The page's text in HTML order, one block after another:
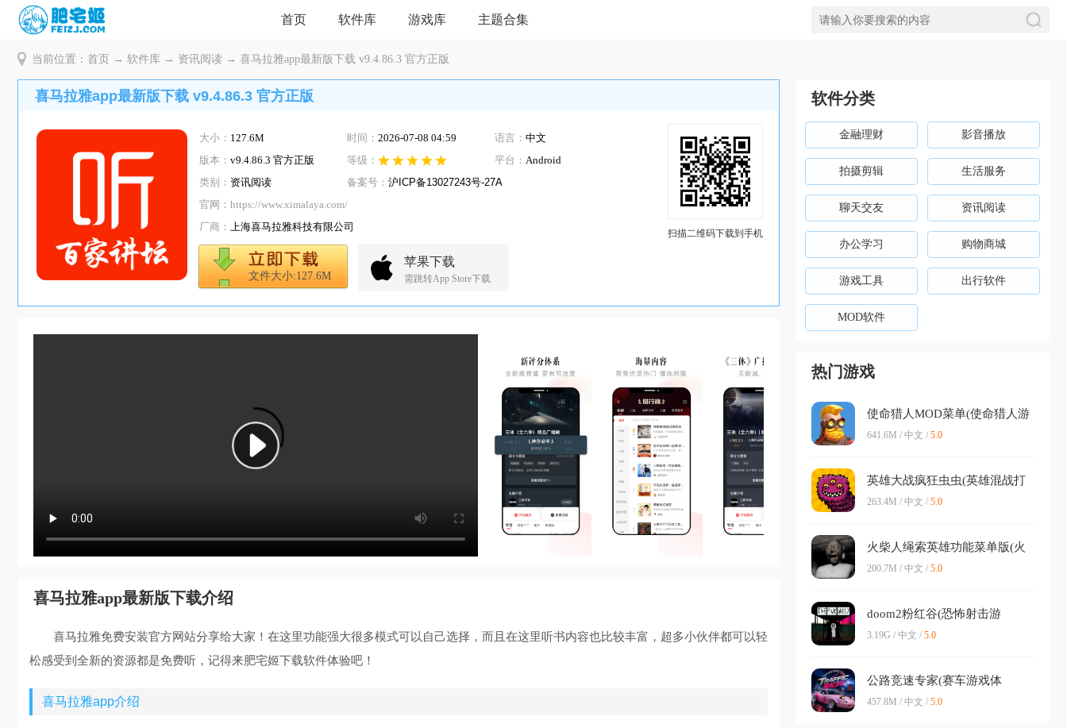
首页 软件库 游戏库 主题合集
当前位置： 首页 → 软件库 → 资讯阅读 → 喜马拉雅app最新版下载 v9.4.86.3 官方正版
喜马拉雅app最新版下载 v9.4.86.3 官方正版
大小： 127.6M 时间： 2026-07-08 04:59 语言： 中文
版本： v9.4.86.3 官方正版 等级： 平台： Android
类别： 资讯阅读 备案号： 沪ICP备13027243号-27A
官网： https://www.ximalaya.com/
厂商： 上海喜马拉雅科技有限公司
文件大小:127.6M
苹果下载
需跳转App Store下载
扫描二维码下载到手机
喜马拉雅app最新版下载介绍
喜马拉雅免费安装官方网站分享给大家！在这里功能强大很多模式可以自己选择，而且在这里听书内容也比较丰富，超多小伙伴都可以轻
松感受到全新的资源都是免费听，记得来肥宅姬下载软件体验吧！
喜马拉雅app介绍
软件分类
金融理财 影音播放
拍摄剪辑 生活服务
聊天交友 资讯阅读
办公学习 购物商城
游戏工具 出行软件
MOD软件
热门游戏
使命猎人MOD菜单(使命猎人游
戏玩法)v1.1.7 安卓版
641.6M / 中文 / 5.0
英雄大战疯狂虫虫(英雄混战打
巨虫游戏)v181 手机版
263.4M / 中文 / 5.0
火柴人绳索英雄功能菜单版(火
柴人英雄游戏)v1.8.11 官方正版
200.7M / 中文 / 5.0
doom2粉红谷(恐怖射击游
戏)v1.1.070lindaiyu 安卓版
3.19G / 中文 / 5.0
公路竞速专家(赛车游戏体
验)v1.0.0 手机版
457.8M / 中文 / 5.0